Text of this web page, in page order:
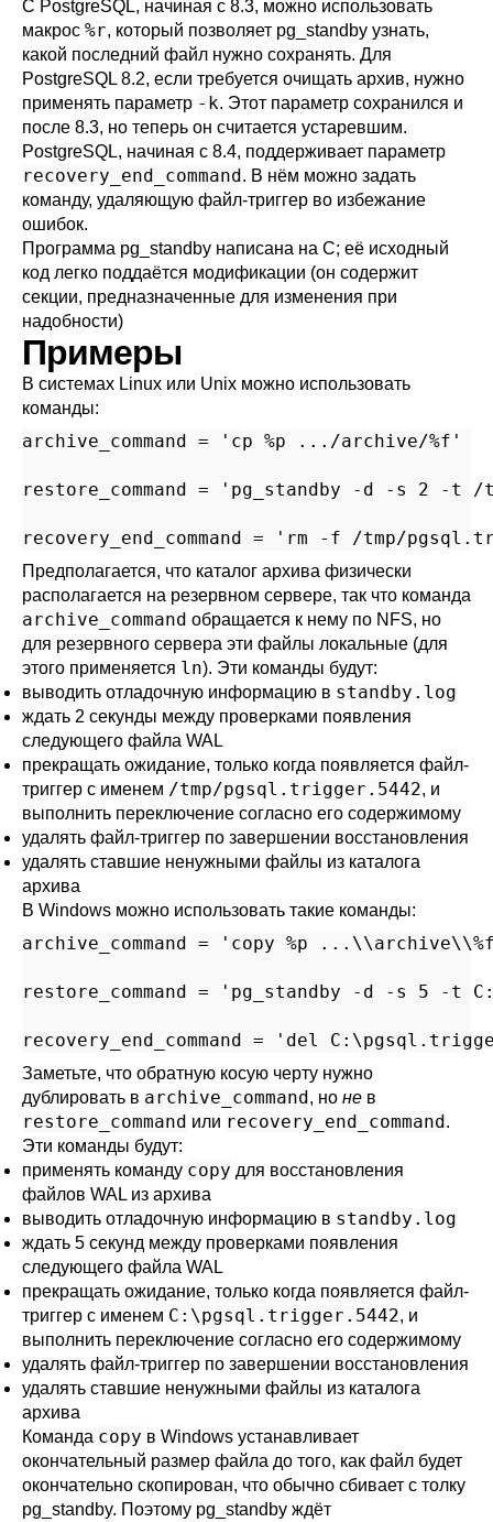
С PostgreSQL, начиная с 8.3, можно использовать
макрос %r, который позволяет pg_standby узнать,
какой последний файл нужно сохранять. Для
PostgreSQL 8.2, если требуется очищать архив, нужно
применять параметр -k. Этот параметр сохранился и
после 8.3, но теперь он считается устаревшим.
PostgreSQL, начиная с 8.4, поддерживает параметр
recovery_end_command. В нём можно задать
команду, удаляющую файл-триггер во избежание
ошибок.
Программа pg_standby написана на C; её исходный
код легко поддаётся модификации (он содержит
секции, предназначенные для изменения при
надобности)
Примеры
В системах Linux или Unix можно использовать
команды:
archive_command = 'cp %p .../archive/%f'
restore_command = 'pg_standby -d -s 2 -t
recovery_end_command = 'rm -f /tmp/
Предполагается, что каталог архива физически
располагается на резервном сервере, так что команда
archive_command обращается к нему по NFS, но
для резервного сервера эти файлы локальные (для
этого применяется ln). Эти команды будут:
выводить отладочную информацию в standby.log
ждать 2 секунды между проверками появления
следующего файла WAL
прекращать ожидание, только когда появляется файл-
триггер с именем /tmp/pgsql.trigger.5442, и
выполнить переключение согласно его содержимому
удалять файл-триггер по завершении восстановления
удалять ставшие ненужными файлы из каталога
архива
В Windows можно использовать такие команды:
archive_command = 'copy %p
restore_command = 'pg_standby -d -s 5 -t
recovery_end_command = 'del
Заметьте, что обратную косую черту нужно
дублировать в archive_command, но не в
restore_command или recovery_end_command.
Эти команды будут:
применять команду copy для восстановления
файлов WAL из архива
выводить отладочную информацию в standby.log
ждать 5 секунд между проверками появления
следующего файла WAL
прекращать ожидание, только когда появляется файл-
триггер с именем C:\pgsql.trigger.5442, и
выполнить переключение согласно его содержимому
удалять файл-триггер по завершении восстановления
удалять ставшие ненужными файлы из каталога
архива
Команда copy в Windows устанавливает
окончательный размер файла до того, как файл будет
окончательно скопирован, что обычно сбивает с толку
pg_standby. Поэтому pg_standby ждёт